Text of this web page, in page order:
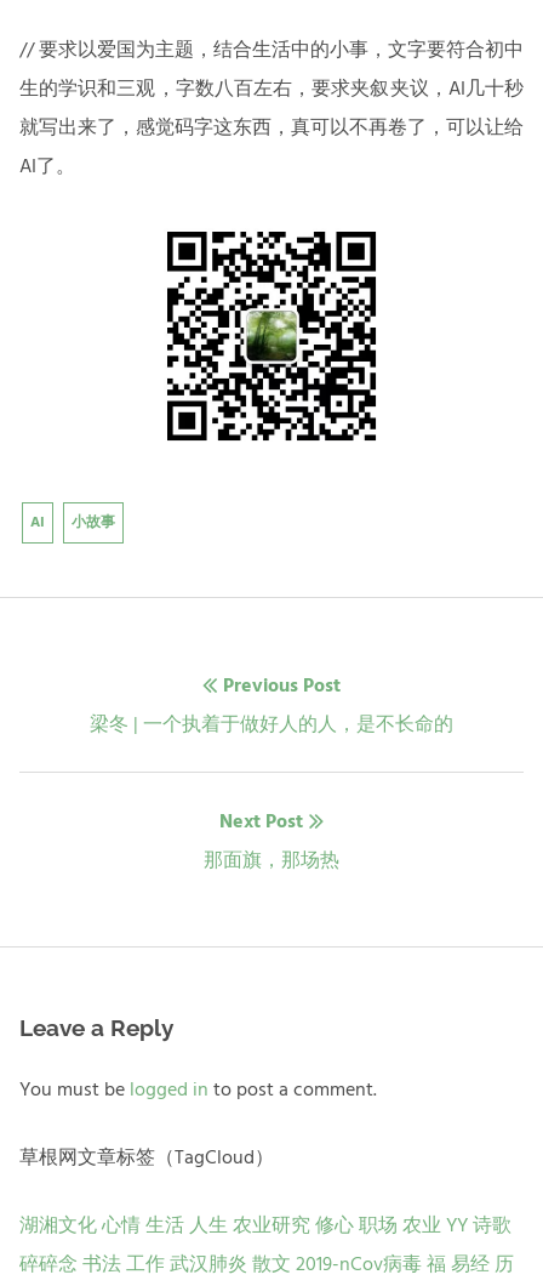
// 要求以爱国为主题，结合生活中的小事，文字要符合初中
生的学识和三观，字数八百左右，要求夹叙夹议，AI几十秒
就写出来了，感觉码字这东西，真可以不再卷了，可以让给
AI了。
AI 小故事
导
Previous Post
Previous
梁冬 | 一个执着于做好人的人，是不长命的
Next Post
Next
那面旗，那场热
Leave a Reply
You must belogged into post a comment.
草根网文章标签（TagCloud）
湖湘文化心情生活人生农业研究修心职场农业YY诗歌
碎碎念书法工作武汉肺炎散文2019-nCov病毒福易经历